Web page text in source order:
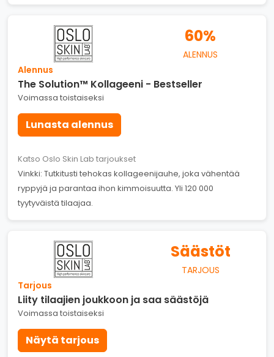
60%
ALENNUS
Alennus
The Solution™ Kollageeni - Bestseller
Voimassa toistaiseksi
Lunasta alennus
Katso Oslo Skin Lab tarjoukset
Vinkki: Tutkitusti tehokas kollageenijauhe, joka vähentää
ryppyjä ja parantaa ihon kimmoisuutta. Yli 120 000
tyytyväistä tilaajaa.
Säästöt
TARJOUS
Tarjous
Liity tilaajien joukkoon ja saa säästöjä
Voimassa toistaiseksi
Näytä tarjous